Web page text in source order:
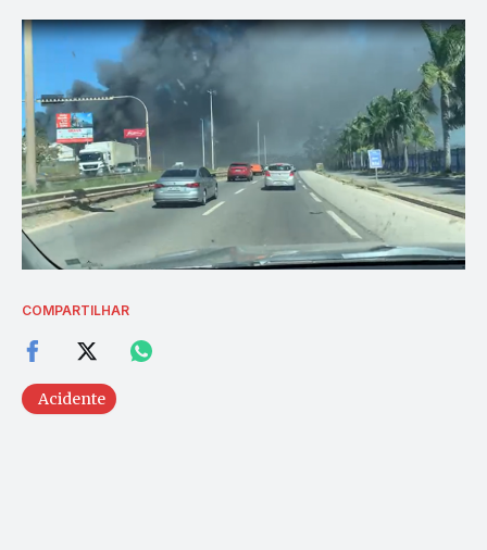
COMPARTILHAR
Acidente